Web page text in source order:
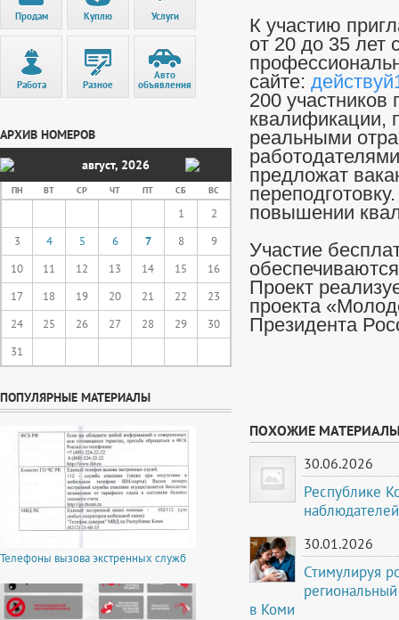
Продам Куплю Услуги
Работа Разное
Авто
объявления
АРХИВ НОМЕРОВ
август, 2026
ПН ВТ СР ЧТ ПТ СБ ВС
1
2
3
4 5 6 7 8
9
10
11 12 13 14 15
16
17
18 19 20 21 22
23
24
25 26 27 28 29
30
31
ПОПУЛЯРНЫЕ МАТЕРИАЛЫ
Телефоны вызова экстренных служб
К участию
от 20 до 35
сайте:
200
квалификации,
реальными
предложат
повышении
Участие
Проект
проекта
Президента
ПОХОЖИЕ
30.06.2026
Республике
наблюдателей
30.01.2026
Стимулируя
в Коми